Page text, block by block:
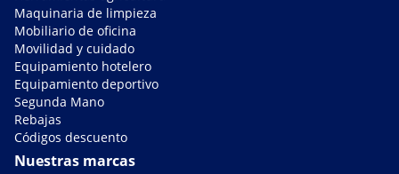
Maquinaria de limpieza
Mobiliario de oficina
Movilidad y cuidado
Equipamiento hotelero
Equipamiento deportivo
Segunda Mano
Rebajas
Códigos descuento
Nuestras marcas